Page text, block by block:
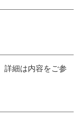
細は内容をご参